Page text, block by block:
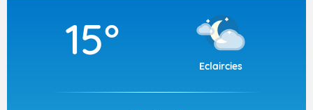
15°
Eclaircies